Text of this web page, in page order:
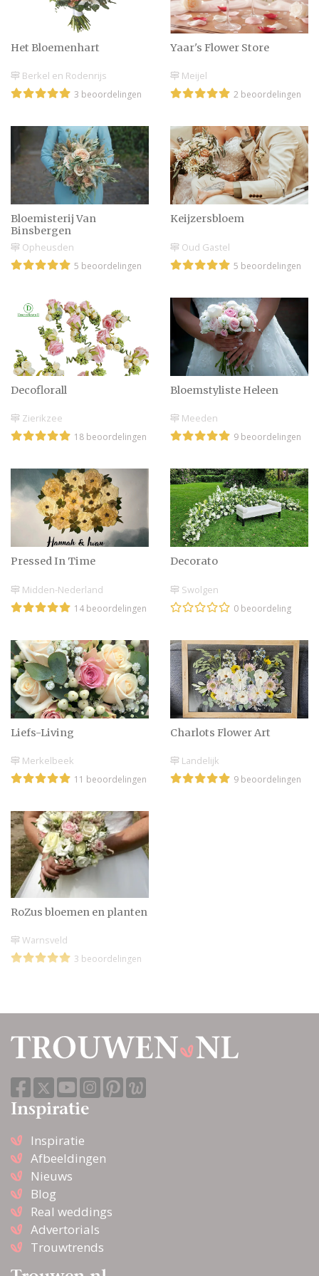
Het Bloemenhart
Berkel en Rodenrijs
3 beoordelingen
Yaar's Flower Store
Meijel
2 beoordelingen
Bloemisterij Van
Binsbergen
Opheusden
5 beoordelingen
Keijzersbloem
Oud Gastel
5 beoordelingen
Decoflorall
Zierikzee
18 beoordelingen
Bloemstyliste Heleen
Meeden
9 beoordelingen
Pressed In Time
Midden-Nederland
14 beoordelingen
Decorato
Swolgen
0 beoordeling
Liefs-Living
Merkelbeek
11 beoordelingen
Charlots Flower Art
Landelijk
9 beoordelingen
RoZus bloemen en planten
Warnsveld
3 beoordelingen
Klein persoonlijk
bruidsboeketje voor
in je bruidsboeket
Inspiratie
Inspiratie
Afbeeldingen
Nieuws
Blog
Real weddings
Advertorials
Trouwtrends